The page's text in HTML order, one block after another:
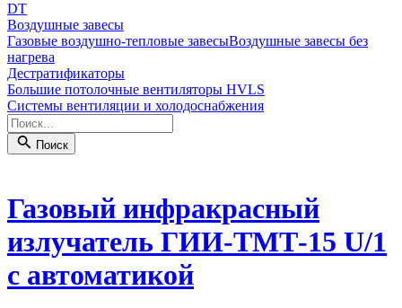
DT
Воздушные завесы
Газовые воздушно-тепловые завесыВоздушные завесы без
нагрева
Дестратификаторы
Большие потолочные вентиляторы HVLS
Системы вентиляции и холодоснабжения
Поиск
Газовый инфракрасный
излучатель ГИИ-ТМТ-15 U/1
с автоматикой